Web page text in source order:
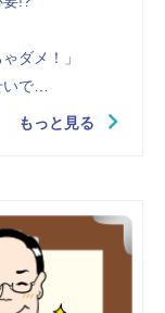
ダメ！」
で…
もっと見る